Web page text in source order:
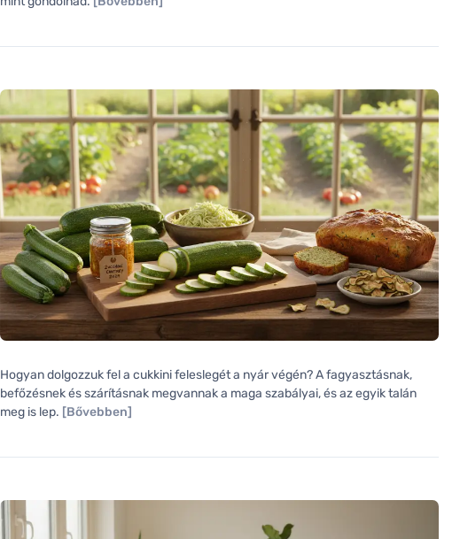
Hogyan dolgozzuk fel a cukkini feleslegét a nyár végén? A fagyasztásnak,
befőzésnek és szárításnak megvannak a maga szabályai, és az egyik talán
meg is lep. [Bővebben]